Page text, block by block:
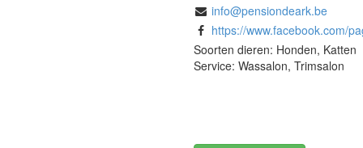
info@pensiondeark.be
https://www.facebook.com/pages/Lochristi-Belgium/DE-ARK-
Soorten dieren: Honden, Katten
Service: Wassalon, Trimsalon